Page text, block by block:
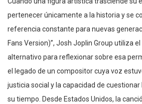
pertenecer únicamente a la historia y se
referencia constante para nuevas
Fans Version)”, Josh Joplin Group utiliza
alternativo para reflexionar sobre esa
el legado de un compositor cuya voz
justicia social y la capacidad de
su tiempo. Desde Estados Unidos, la